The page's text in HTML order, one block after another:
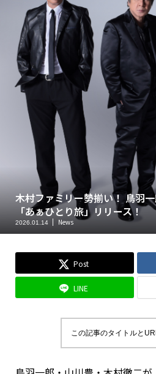
木村ファミリー勢揃い！ 鳥羽
「あぁひとり旅」リリース！
2026.01.14 News
Post
LINE
この記事のタイトルと